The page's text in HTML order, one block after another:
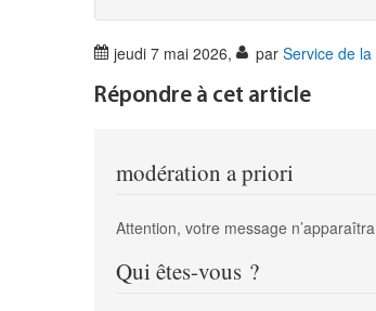
jeudi 7 mai 2026, par Service de
Répondre à cet article
modération a priori
Attention, votre message
Qui êtes-vous ?